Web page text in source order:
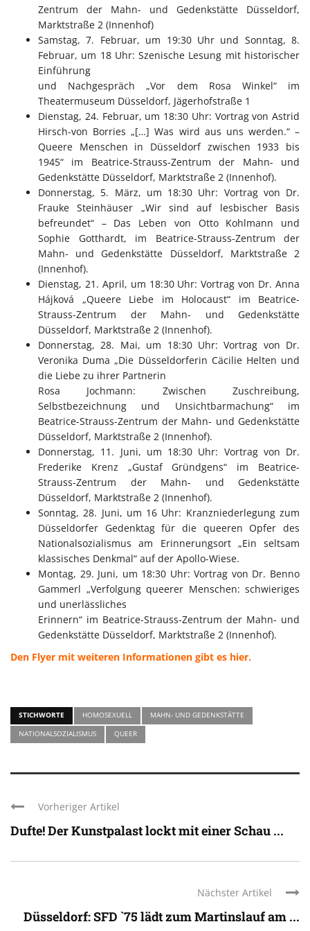
Zentrum der Mahn- und Gedenkstätte Düsseldorf,
Marktstraße 2 (Innenhof)
Samstag, 7. Februar, um 19:30 Uhr und Sonntag, 8.
Februar, um 18 Uhr: Szenische Lesung mit historischer
Einführung
und Nachgespräch „Vor dem Rosa Winkel“ im
Theatermuseum Düsseldorf, Jägerhofstraße 1
Dienstag, 24. Februar, um 18:30 Uhr: Vortrag von Astrid
Hirsch-von Borries „[…] Was wird aus uns werden.“ –
Queere Menschen in Düsseldorf zwischen 1933 bis
1945“ im Beatrice-Strauss-Zentrum der Mahn- und
Gedenkstätte Düsseldorf, Marktstraße 2 (Innenhof).
Donnerstag, 5. März, um 18:30 Uhr: Vortrag von Dr.
Frauke Steinhäuser „Wir sind auf lesbischer Basis
befreundet“ – Das Leben von Otto Kohlmann und
Sophie Gotthardt, im Beatrice-Strauss-Zentrum der
Mahn- und Gedenkstätte Düsseldorf, Marktstraße 2
(Innenhof).
Dienstag, 21. April, um 18:30 Uhr: Vortrag von Dr. Anna
Hájková „Queere Liebe im Holocaust“ im Beatrice-
Strauss-Zentrum der Mahn- und Gedenkstätte
Düsseldorf, Marktstraße 2 (Innenhof).
Donnerstag, 28. Mai, um 18:30 Uhr: Vortrag von Dr.
Veronika Duma „Die Düsseldorferin Cäcilie Helten und
die Liebe zu ihrer Partnerin
Rosa Jochmann: Zwischen Zuschreibung,
Selbstbezeichnung und Unsichtbarmachung“ im
Beatrice-Strauss-Zentrum der Mahn- und Gedenkstätte
Düsseldorf, Marktstraße 2 (Innenhof).
Donnerstag, 11. Juni, um 18:30 Uhr: Vortrag von Dr.
Frederike Krenz „Gustaf Gründgens“ im Beatrice-
Strauss-Zentrum der Mahn- und Gedenkstätte
Düsseldorf, Marktstraße 2 (Innenhof).
Sonntag, 28. Juni, um 16 Uhr: Kranzniederlegung zum
Düsseldorfer Gedenktag für die queeren Opfer des
Nationalsozialismus am Erinnerungsort „Ein seltsam
klassisches Denkmal“ auf der Apollo-Wiese.
Montag, 29. Juni, um 18:30 Uhr: Vortrag von Dr. Benno
Gammerl „Verfolgung queerer Menschen: schwieriges
und unerlässliches
Erinnern“ im Beatrice-Strauss-Zentrum der Mahn- und
Gedenkstätte Düsseldorf, Marktstraße 2 (Innenhof).
Den Flyer mit weiteren Informationen gibt es hier.
STICHWORTE HOMOSEXUELL
MAHN- UND GEDENKSTÄTTE
NATIONALSOZIALISMUS
QUEER
Vorheriger Artikel
Dufte! Der Kunstpalast lockt mit einer Schau ...
Nächster Artikel
Düsseldorf: SFD `75 lädt zum Martinslauf am ...